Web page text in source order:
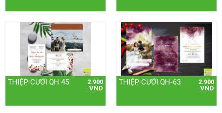
THIỆP CƯỚI QH 45
2.900
VND
THIỆP CƯỚI QH-63
2.900
VND